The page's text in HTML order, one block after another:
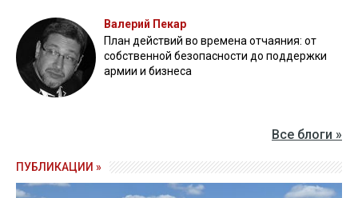
Валерий Пекар
План действий во времена отчаяния: от
собственной безопасности до поддержки
армии и бизнеса
Все блоги »
ПУБЛИКАЦИИ »